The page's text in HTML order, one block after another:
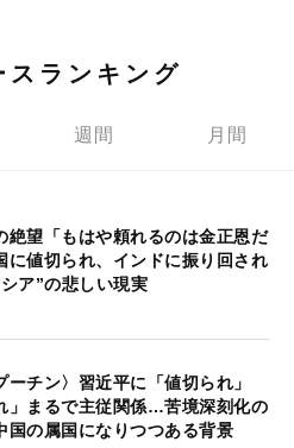
スランキング
週間 月間
絶望「もはや頼れるのは金正恩だ
値切られ、インドに振り回され
ア”の悲しい現実
ーチン〉習近平に「値切られ」
」まるで主従関係…苦境深刻化の
国の属国になりつつある背景